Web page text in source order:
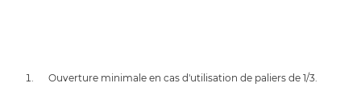
Ouverture minimale en cas d'utilisation de paliers de 1/3.